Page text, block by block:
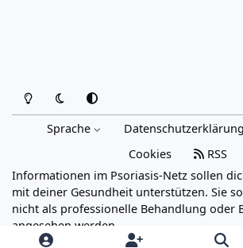
Heller ModusDunkler Modus
Systemeinstellung
Sprache Datenschutzerklärung
Cookies
RSS
Informationen im Psoriasis-Netz sollen
mit deiner Gesundheit unterstützen. Sie
nicht als professionelle Behandlung oder
angesehen werden.
Powered by
Invision